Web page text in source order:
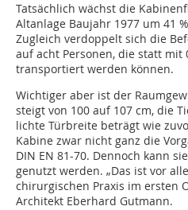
Tatsächlich wächst die
Altanlage Baujahr 1977 um 41
Zugleich verdoppelt sich die
auf acht Personen, die statt mit
transportiert werden können.
Wichtiger aber ist der
steigt von 100 auf 107 cm, die
lichte Türbreite beträgt wie
Kabine zwar nicht ganz die
DIN EN 81-70. Dennoch kann
genutzt werden. „Das ist vor
chirurgischen Praxis im ersten
Architekt Eberhard Gutmann.